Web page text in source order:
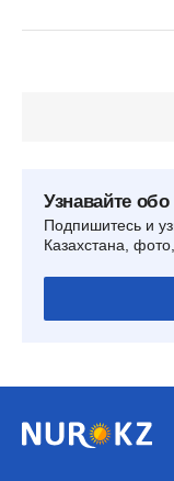
Узнавайте
Подпишитесь и
Казахстана,